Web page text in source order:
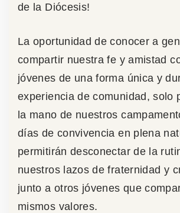
de la Diócesis!
La oportunidad de conocer a
compartir nuestra fe y amistad
jóvenes de una forma única y
experiencia de comunidad, solo
la mano de nuestros
días de convivencia en plena
permitirán desconectar de la
nuestros lazos de fraternidad y
junto a otros jóvenes que
mismos valores.